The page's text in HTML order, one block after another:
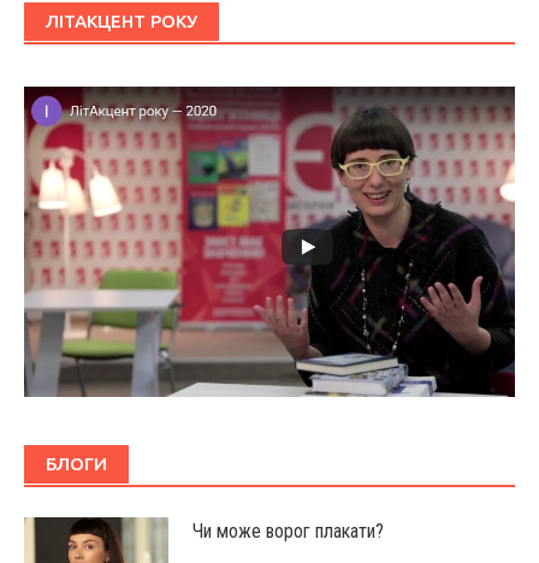
ЛІТАКЦЕНТ РОКУ
БЛОГИ
Чи може ворог плакати?